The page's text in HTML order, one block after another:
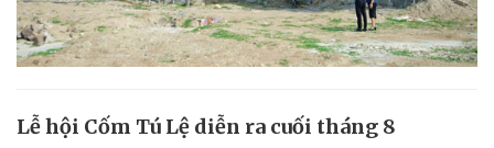
Lễ hội Cốm Tú Lệ diễn ra cuối tháng 8